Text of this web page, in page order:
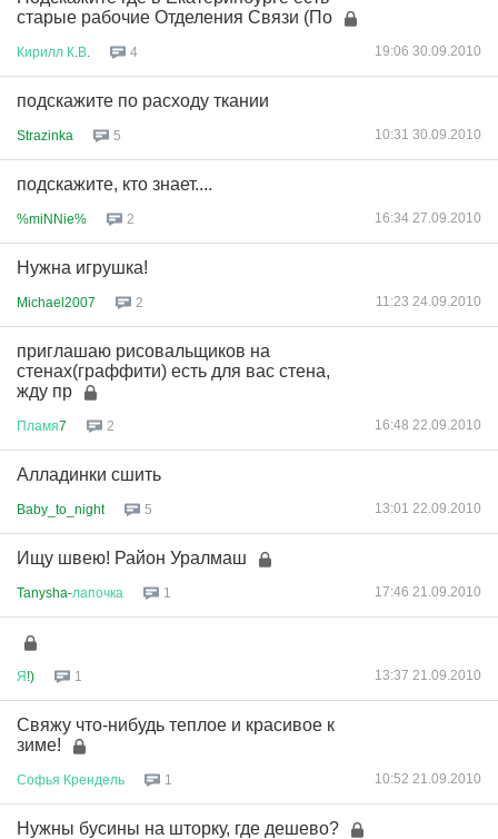
старые рабочие Отделения Связи (По
Кирилл К В 4 19:06 30.09.2010
подскажите по расходу ткании
Strazinka 5 10:31 30.09.2010
подскажите, кто знает....
%miNNie% 2 16:34 27.09.2010
Нужна игрушка!
Michael2007 2 11:23 24.09.2010
приглашаю рисовальщиков на
стенах(граффити) есть для вас стена,
жду пр
Пламя7 2 16:48 22.09.2010
Алладинки сшить
Baby_to_night 5 13:01 22.09.2010
Ищу швею! Район Уралмаш
Tanysha-лапочка 1 17:46 21.09.2010
Я!) 1 13:37 21.09.2010
Свяжу что-нибудь теплое и красивое к
зиме!
Софья Крендель 1 10:52 21.09.2010
Нужны бусины на шторку, где дешево?